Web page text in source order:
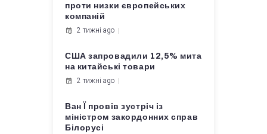
проти низки європейських
компаній
2 тижні ago
США запровадили 12,5% мита
на китайські товари
2 тижні ago
Ван Ї провів зустріч із
міністром закордонних справ
Білорусі